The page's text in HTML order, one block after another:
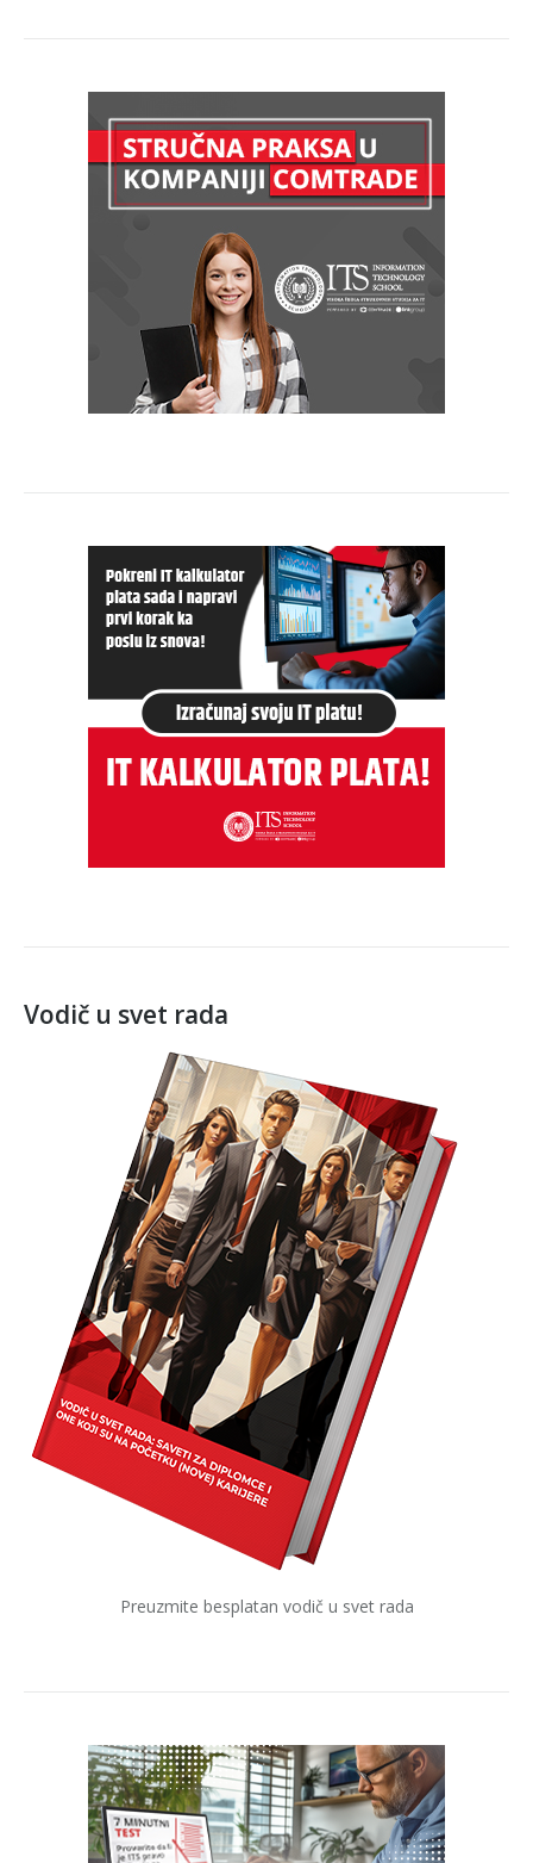
Vodič u svet rada
Preuzmite besplatan vodič u svet rada